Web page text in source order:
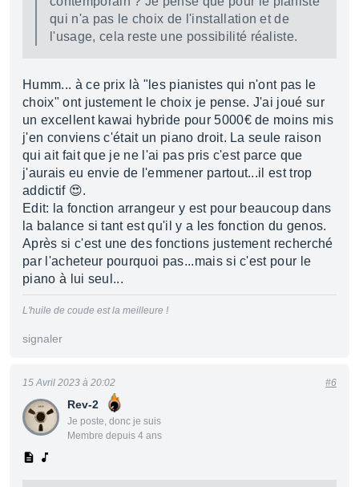
qui n'a pas le choix de l'installation et de
l'usage, cela reste une possibilité réaliste.
Humm... à ce prix là "les pianistes qui n'ont pas le
choix" ont justement le choix je pense. J'ai joué sur
un excellent kawai hybride pour 5000€ de moins mis
j'en conviens c'était un piano droit. La seule raison
qui ait fait que je ne l'ai pas pris c'est parce que
j'aurais eu envie de l'emmener partout...il est trop
addictif 😍.
Edit: la fonction arrangeur y est pour beaucoup dans
la balance si tant est qu'il y a les fonction du genos.
Après si c'est une des fonctions justement recherché
par l'acheteur pourquoi pas...mais si c'est pour le
piano à lui seul...
L'huile de coude est la meilleure !
signaler
Rev-2
Je poste, donc je suis
Membre depuis 4 ans
15 Avril 2023 à 20:02 #6